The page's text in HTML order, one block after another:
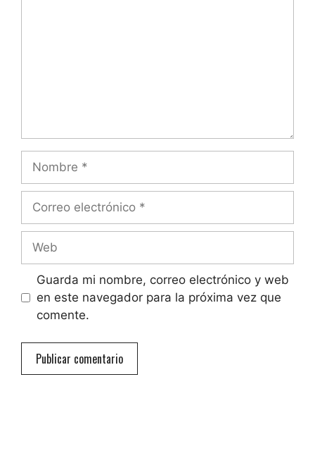
Nombre
Correo
Web
Guarda mi nombre, correo electrónico y web
en este navegador para la próxima vez que
comente.